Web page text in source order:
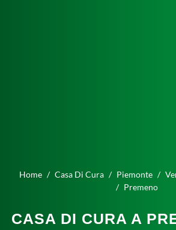
Home Casa Di Cura Piemonte
Premeno
CASA DI CURA A